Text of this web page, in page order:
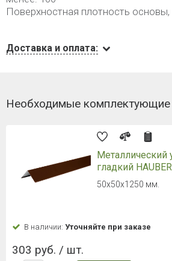
Поверхностная плотность
Доставка и оплата:
Необходимые комплектующие
Металлический
гладкий
50х50х1250 мм.
В наличии: Уточняйте при заказе
303 руб. / шт.